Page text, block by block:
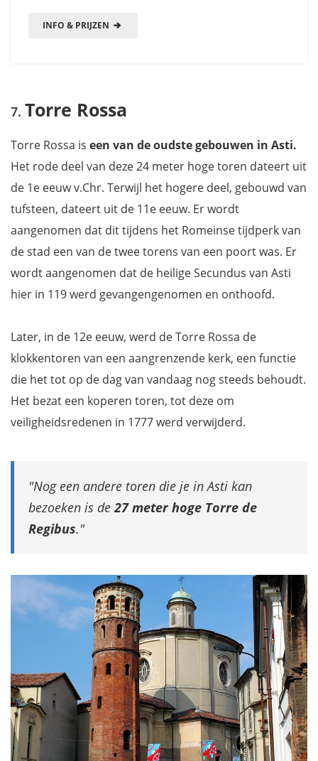
INFO & PRIJZEN
Torre Rossa
Torre Rossa is een van de oudste gebouwen in Asti.
Het rode deel van deze 24 meter hoge toren dateert uit
de 1e eeuw v.Chr. Terwijl het hogere deel, gebouwd van
tufsteen, dateert uit de 11e eeuw. Er wordt
aangenomen dat dit tijdens het Romeinse tijdperk van
de stad een van de twee torens van een poort was. Er
wordt aangenomen dat de heilige Secundus van Asti
hier in 119 werd gevangengenomen en onthoofd.
Later, in de 12e eeuw, werd de Torre Rossa de
klokkentoren van een aangrenzende kerk, een functie
die het tot op de dag van vandaag nog steeds behoudt.
Het bezat een koperen toren, tot deze om
veiligheidsredenen in 1777 werd verwijderd.
Nog een andere toren die je in Asti kan
bezoeken is de27 meter hoge Torre de
Regibus.